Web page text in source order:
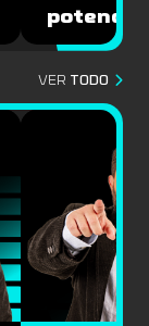
VER TODO